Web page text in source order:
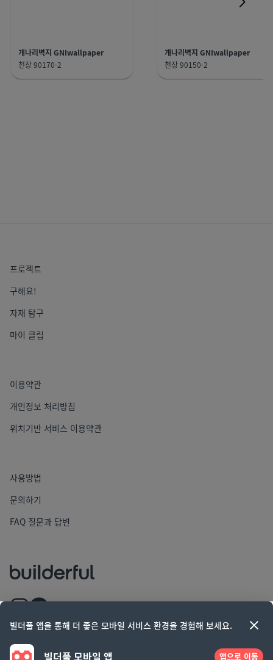
개나리벽지 GNIwallpaper
천장 90170-2
개나리벽지 GNIwallpaper
천장 90150-2
프로젝트
구해요!
자재 탐구
마이 클립
이용약관
개인정보 처리방침
위치기반 서비스 이용약관
사용방법
문의하기
FAQ 질문과 답변
빌더풀 앱을 통해 더 좋은 모바일 서비스 환경을 경험해 보세요.
빌더풀 모바일 앱 앱으로 이동